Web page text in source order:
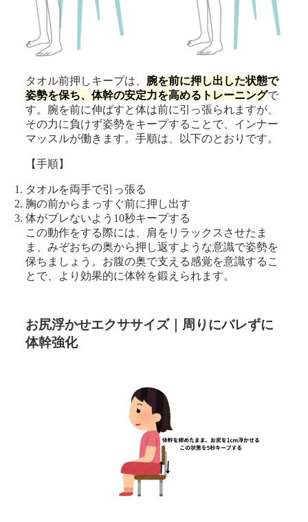
タオル前押しキープは、 腕を前に押し出した状態で
姿勢を保ち、体幹の安定力を高めるトレーニングで
す。腕を前に伸ばすと体は前に引っ張られますが、
その力に負けず姿勢をキープすることで、インナー
マッスルが働きます。手順は、以下のとおりです。
【手順】
タオルを両手で引っ張る
胸の前からまっすぐ前に押し出す
体がブレないよう10秒キープする
この動作をする際には、肩をリラックスさせたま
ま、みぞおちの奥から押し返すような意識で姿勢を
保ちましょう。お腹の奥で支える感覚を意識するこ
とで、より効果的に体幹を鍛えられます。
お尻浮かせエクササイズ｜周りにバレずに
体幹強化